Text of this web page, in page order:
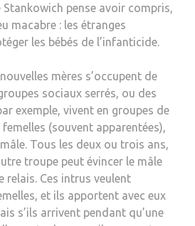
Stankowich pense avoir compris,
macabre : les étranges
les bébés de l’infanticide.
mères s’occupent de
sociaux serrés, ou des
exemple, vivent en groupes de
(souvent apparentées),
Tous les deux ou trois ans,
troupe peut évincer le mâle
relais. Ces intrus veulent
et ils apportent avec eux
s’ils arrivent pendant qu’une